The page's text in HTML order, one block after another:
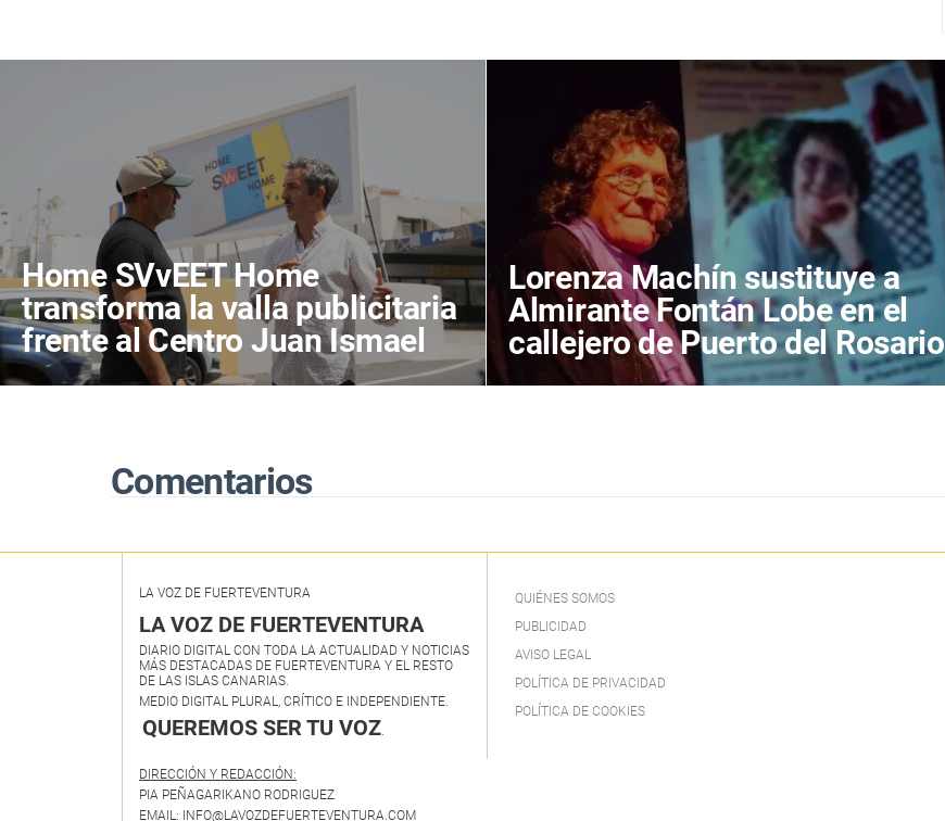
Home SVvEET Home
transforma la valla publicitaria
frente al Centro Juan Ismael
en un espacio de reflexión
Lorenza Machín sustituye a
Almirante Fontán Lobe en el
callejero de Puerto del Rosario
Comentarios
LA VOZ DE FUERTEVENTURA
LA VOZ DE FUERTEVENTURA
DIARIO DIGITAL CON TODA LA ACTUALIDAD Y NOTICIAS
MÁS DESTACADAS DE FUERTEVENTURA Y EL RESTO
DE LAS ISLAS CANARIAS.
MEDIO DIGITAL PLURAL, CRÍTICO E INDEPENDIENTE.
QUEREMOS SER TU VOZ.
DIRECCIÓN Y REDACCIÓN:
PIA PEÑAGARIKANO RODRIGUEZ
EMAIL: INFO@LAVOZDEFUERTEVENTURA.COM
QUIÉNES SOMOS
PUBLICIDAD
AVISO LEGAL
POLÍTICA DE PRIVACIDAD
POLÍTICA DE COOKIES